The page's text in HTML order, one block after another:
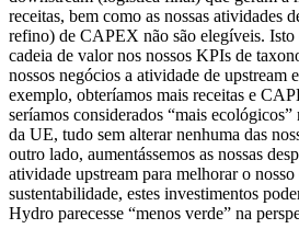
receitas, bem como as nossas atividades
refino) de CAPEX não são elegíveis. Isto
cadeia de valor nos nossos KPIs de
nossos negócios a atividade de upstream e
exemplo, obteríamos mais receitas e
seríamos considerados “mais
da UE, tudo sem alterar nenhuma das
outro lado, aumentássemos as nossas
atividade upstream para melhorar o
sustentabilidade, estes investimentos
Hydro parecesse “menos verde” na